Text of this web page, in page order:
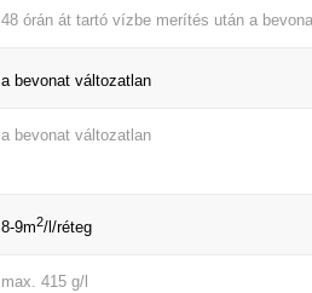
48 órán át tartó vízbe merítés után a
a bevonat változatlan
a bevonat változatlan
8-9m2/l/réteg
max. 415 g/l